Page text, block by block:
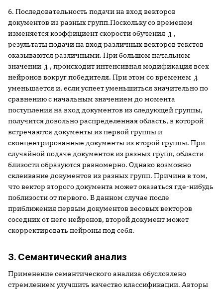
6. Последовательность подачи на вход векторов
документов из разных групп.Поскольку со временем
изменяется коэффициент скорости обучения
,
результаты подачи на вход различных векторов текстов
оказываются различными. При большом начальном
значении
, происходит интенсивная модификация всех
нейронов вокруг победителя. При этом со временем
уменьшается и, если успеет уменьшиться значительно по
сравнению с начальным значением до момента
поступления на вход документов из следующей группы,
получится довольно распределенная область, в которой
встречаются документы из первой группы и
сконцентрированные документы из второй группы. При
случайной подаче документов из разных групп, области
близости образуются равномерно. Однако возможно
склеивание документов из разных групп. Причина в том,
что вектор второго документа может оказаться где-нибудь
поблизости от первого. В данном случае после
приближения первым документов весовых векторов
соседних от него нейронов, второй документ может
скорректировать нейроны под себя.
3. Семантический анализ
Применение семантического анализа обусловлено
стремлением улучшить качество классификации. Авторы